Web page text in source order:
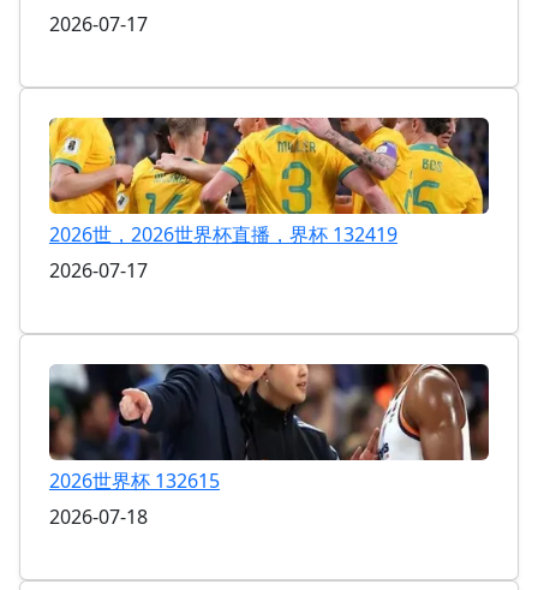
2026-07-17
2026世，2026世界杯直播，界杯 132419
2026-07-17
2026世界杯 132615
2026-07-18